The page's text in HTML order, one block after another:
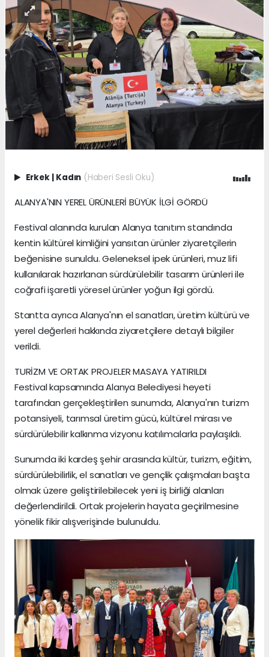
Erkek Kadın (Haberi Sesli Oku)
ALANYA'NIN YEREL ÜRÜNLERİ BÜYÜK İLGİ GÖRDÜ
Festival alanında kurulan Alanya tanıtım standında
kentin kültürel kimliğini yansıtan ürünler ziyaretçilerin
beğenisine sunuldu. Geleneksel ipek ürünleri, muz lifi
kullanılarak hazırlanan sürdürülebilir tasarım ürünleri ile
coğrafi işaretli yöresel ürünler yoğun ilgi gördü.
Stantta ayrıca Alanya'nın el sanatları, üretim kültürü ve
yerel değerleri hakkında ziyaretçilere detaylı bilgiler
verildi.
TURİZM VE ORTAK PROJELER MASAYA YATIRILDI
Festival kapsamında Alanya Belediyesi heyeti
tarafından gerçekleştirilen sunumda, Alanya'nın turizm
potansiyeli, tarımsal üretim gücü, kültürel mirası ve
sürdürülebilir kalkınma vizyonu katılımcılarla paylaşıldı.
Sunumda iki kardeş şehir arasında kültür, turizm, eğitim,
sürdürülebilirlik, el sanatları ve gençlik çalışmaları başta
olmak üzere geliştirilebilecek yeni iş birliği alanları
değerlendirildi. Ortak projelerin hayata geçirilmesine
yönelik fikir alışverişinde bulunuldu.